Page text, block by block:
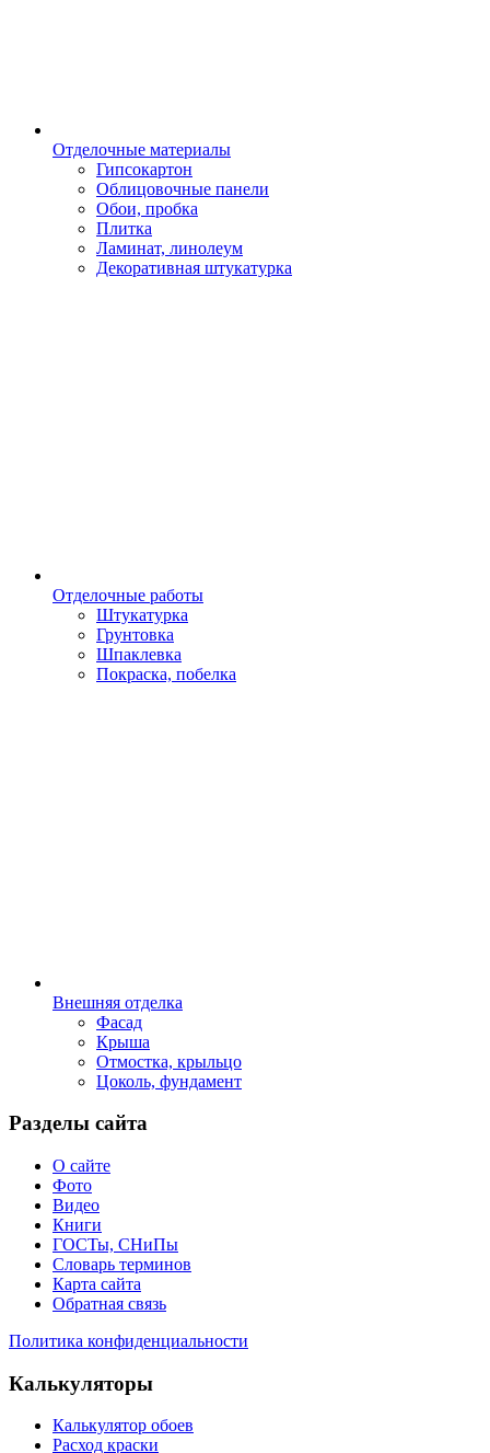
Отделочные материалы
Гипсокартон
Облицовочные панели
Обои, пробка
Плитка
Ламинат, линолеум
Декоративная штукатурка
Отделочные работы
Штукатурка
Грунтовка
Шпаклевка
Покраска, побелка
Внешняя отделка
Фасад
Крыша
Отмостка, крыльцо
Цоколь, фундамент
Разделы сайта
О сайте
Фото
Видео
Книги
ГОСТы, СНиПы
Словарь терминов
Карта сайта
Обратная связь
Политика конфиденциальности
Калькуляторы
Калькулятор обоев
Расход краски